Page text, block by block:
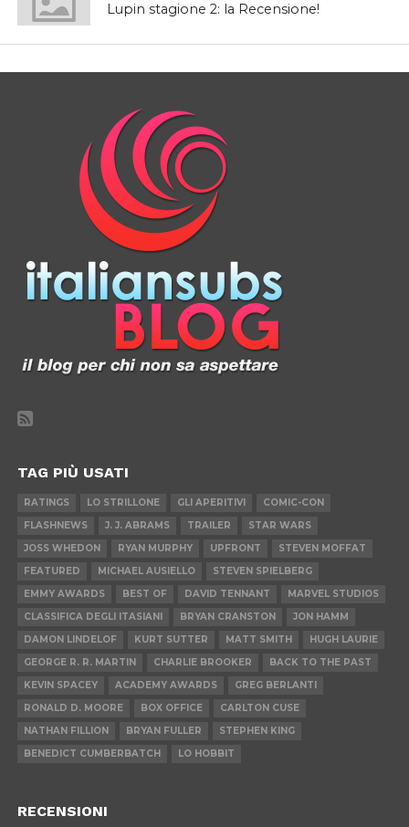
Lupin stagione 2: la Recensione!
TAG PIÙ USATI
RATINGS LO STRILLONE GLI APERITIVI
COMIC-CON
FLASHNEWS
J. J. ABRAMS TRAILER
STAR WARS
JOSS WHEDON
RYAN MURPHY UPFRONT
STEVEN MOFFAT
FEATURED
MICHAEL AUSIELLO
STEVEN SPIELBERG
EMMY AWARDS
BEST OF DAVID TENNANT
MARVEL STUDIOS
CLASSIFICA DEGLI ITASIANI
BRYAN CRANSTON
JON HAMM
DAMON LINDELOF
KURT SUTTER MATT SMITH
HUGH LAURIE
GEORGE R. R. MARTIN
CHARLIE BROOKER
BACK TO THE PAST
KEVIN SPACEY
ACADEMY AWARDS
GREG BERLANTI
RONALD D. MOORE
BOX OFFICE
CARLTON CUSE
NATHAN FILLION
BRYAN FULLER
STEPHEN KING
BENEDICT CUMBERBATCH
LO HOBBIT
RECENSIONI